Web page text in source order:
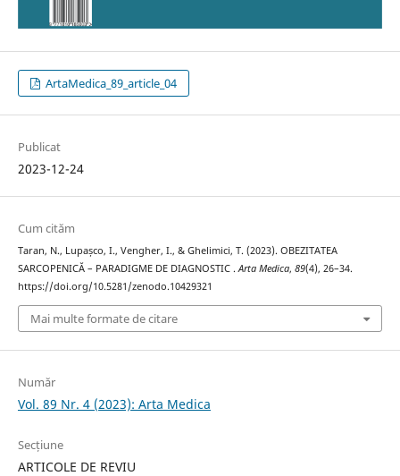
ArtaMedica_89_article_04
Publicat
2023-12-24
Cum cităm
Taran, N., Lupașco, I., Vengher, I., & Ghelimici, T. (2023). OBEZITATEA
SARCOPENICĂ – PARADIGME DE DIAGNOSTIC .Arta Medica, 89(4), 26–34.
https://doi.org/10.5281/zenodo.10429321
Mai multe formate de citare
Număr
Vol. 89 Nr. 4 (2023): Arta Medica
Secțiune
ARTICOLE DE REVIU